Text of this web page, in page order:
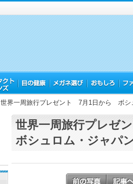
世界一周旅行プレゼント 7月1日から ボシ
世界一周旅行プレ
ボシュロム・ジャパ